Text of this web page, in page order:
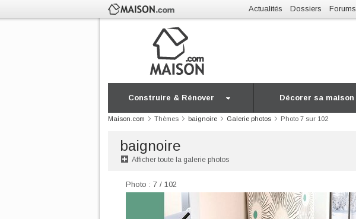
Actualités Dossiers Forums
Construire & Rénover Décorer sa maison
Maison.com Thèmes baignoire Galerie photos Photo 7 sur 102
baignoire
Afficher toute la galerie photos
Photo : 7 / 102